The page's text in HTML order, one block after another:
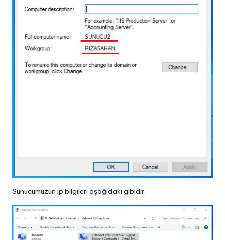
Sunucumuzun ip bilgileri aşağıdaki gibidir.